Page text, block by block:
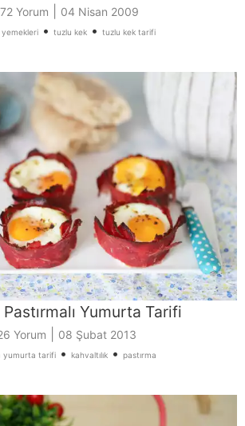
Yorum 04 Nisan 2009
yemekleri• tuzlu kek• tuzlu kek tarifi
Pastırmalı Yumurta Tarifi
Yorum 08 Şubat 2013
yumurta tarifi• kahvaltılık• pastırma